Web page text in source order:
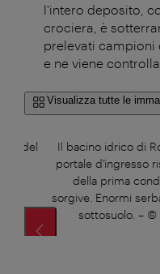
l'intero deposito,
crociera, è
prelevati campioni
e ne viene
Visualizza tutte le
del
Il bacino idrico di
portale d'ingresso
della prima
sorgive. Enormi
sottosuolo. – ©